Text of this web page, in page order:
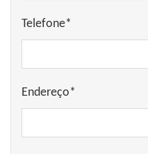
Telefone*
Endereço*